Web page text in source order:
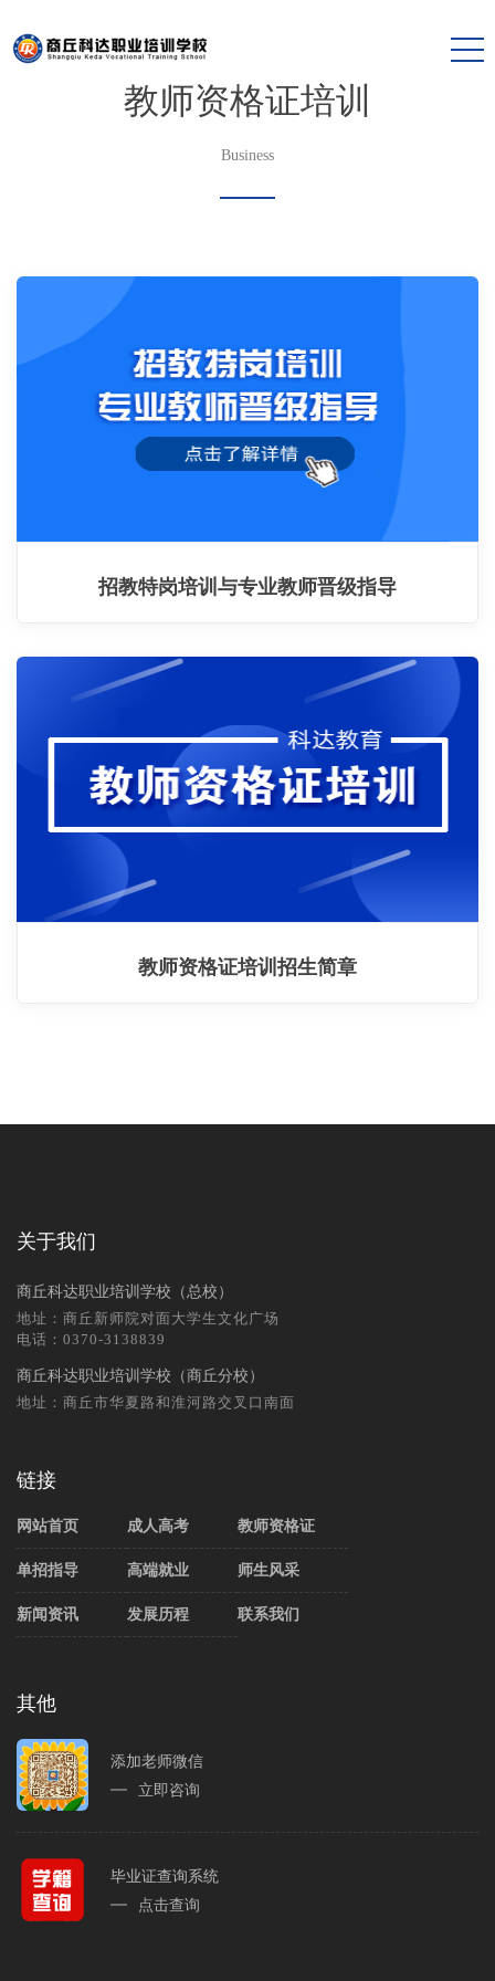
教师资格证培训
Business
招教特岗培训与专业教师晋级指导
教师资格证培训招生简章
关于我们
商丘科达职业培训学校（总校）
地址：商丘新师院对面大学生文化广场
电话：0370-3138839
商丘科达职业培训学校（商丘分校）
地址：商丘市华夏路和淮河路交叉口南面
链接
网站首页 成人高考 教师资格证
单招指导 高端就业 师生风采
新闻资讯 发展历程 联系我们
其他
添加老师微信
立即咨询
毕业证查询系统
点击查询